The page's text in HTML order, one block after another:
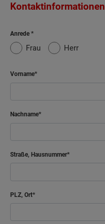
Kontaktinformationen
Anrede
Frau Herr
Vorname
Nachname
Straße, Hausnummer
PLZ, Ort